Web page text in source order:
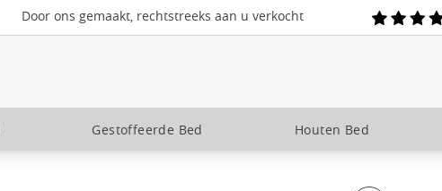
Door ons gemaakt, rechtstreeks aan u verkocht
Gestoffeerde Bed Houten Bed